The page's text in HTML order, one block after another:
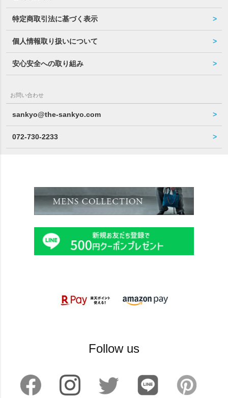
特定商取引法に基づく表示
個人情報取り扱いについて
安心安全への取り組み
お問い合わせ
sankyo@the-sankyo.com
072-730-2233
Follow us